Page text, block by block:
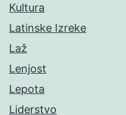
Kultura
Latinske Izreke
Laž
Lenjost
Lepota
Liderstvo